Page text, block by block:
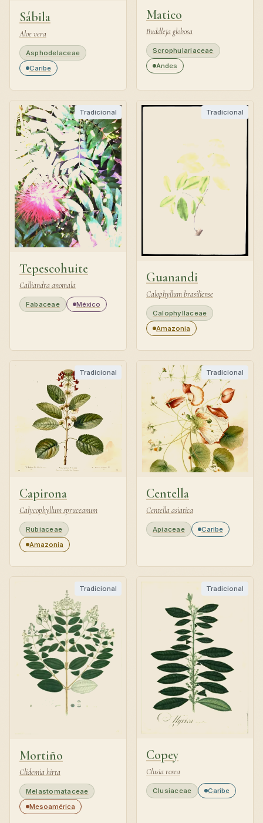
Sábila
Aloe vera
Asphodelaceae
Caribe
Matico
Buddleja globosa
Scrophulariaceae
Andes
Tradicional
Tepescohuite
Calliandra anomala
Fabaceae México
Tradicional
Guanandi
Calophyllum brasiliense
Calophyllaceae
Amazonia
Tradicional
Capirona
Calycophyllum spruceanum
Rubiaceae
Amazonia
Tradicional
Centella
Centella asiatica
Apiaceae Caribe
Tradicional
Mortiño
Clidemia hirta
Melastomataceae
Mesoamérica
Tradicional
Copey
Clusia rosea
Clusiaceae Caribe